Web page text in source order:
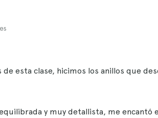
esta clase, hicimos los anillos que
y muy detallista, me